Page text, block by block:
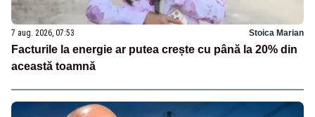
7 aug. 2026, 07:53 Stoica Marian
Facturile la energie ar putea crește cu până la 20% din
această toamnă